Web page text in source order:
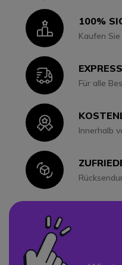
Icon100%
Kaufen
IconFür alle
IconInnerhalb
Icon